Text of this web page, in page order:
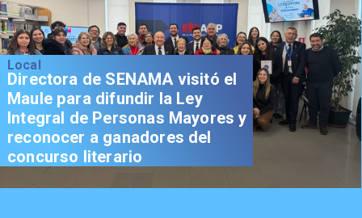
Local
Directora de SENAMA visitó el
Maule para difundir la Ley
Integral de Personas Mayores y
reconocer a ganadores del
concurso literario